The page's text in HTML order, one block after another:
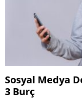
Sosyal Medya
3 Burç